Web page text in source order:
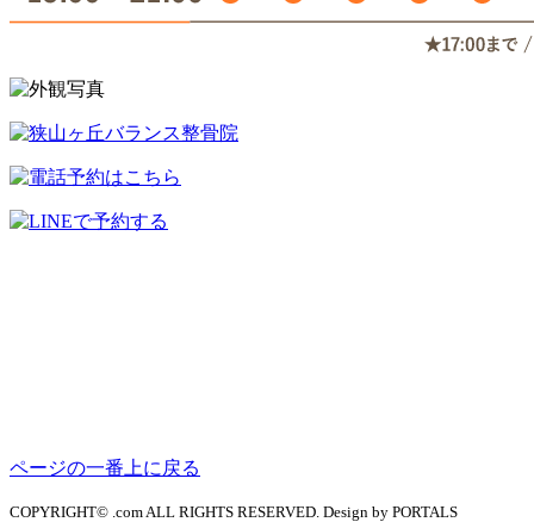
ページの一番上に戻る
COPYRIGHT© .com ALL RIGHTS RESERVED. Design by PORTALS